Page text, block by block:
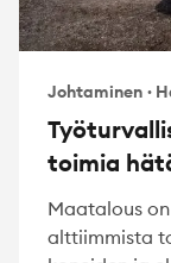
Johtaminen ·
toimia
Maatalous
alttiimmista